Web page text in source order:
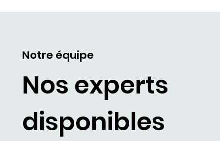
Notre équipe
Nos experts
disponibles